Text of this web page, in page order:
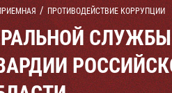
ПРОТИВОДЕЙСТВИЕ КОРРУПЦИИ